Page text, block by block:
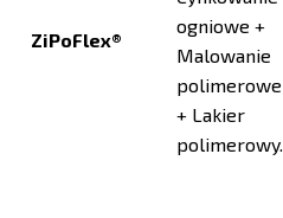
ZiPoFlex®
ogniowe +
Malowanie
polimerowe
+ Lakier
polimerowy.